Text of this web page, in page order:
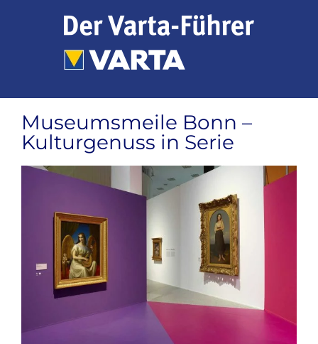
Museumsmeile Bonn –
Kulturgenuss in Serie
Zeige